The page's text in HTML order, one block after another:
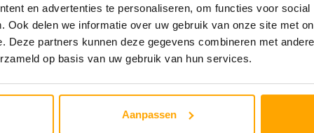
en advertenties te personaliseren, om functies voor
Ook delen we informatie over uw gebruik van onze site met
Deze partners kunnen deze gegevens combineren met
op basis van uw gebruik van hun services.
Aanpassen
rechts spataderen die wij niet behandelen.
met de laser, willen wij deze altijd graag
specialist. Mocht u al een andere specialist